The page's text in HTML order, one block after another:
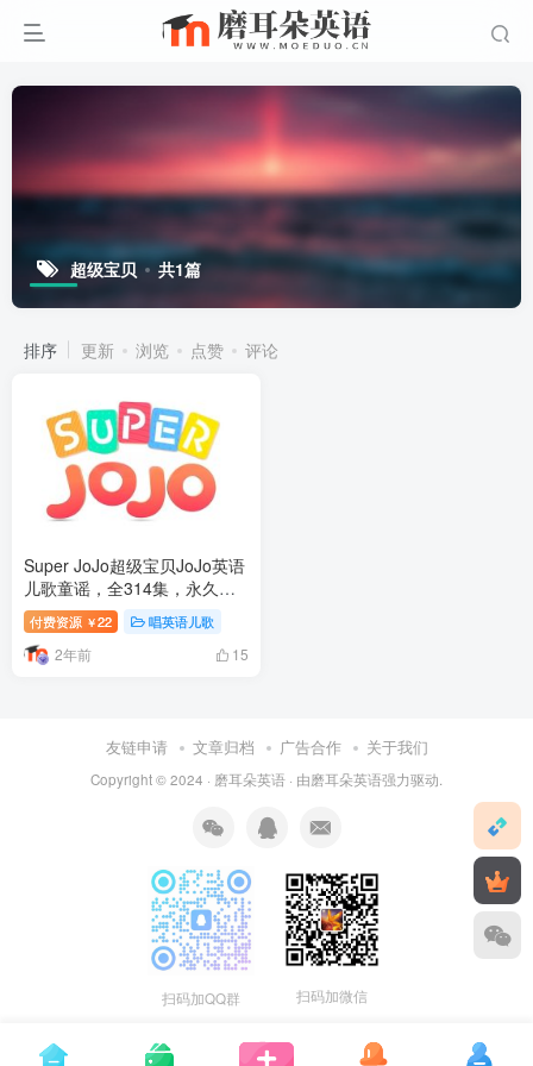
超级宝贝 共1篇
排序 更新 浏览 点赞 评论
Super JoJo超级宝贝JoJo英语
儿歌童谣，全314集，永久免
费更新，1080P高清视频带英
文字幕，百度网盘下载
付费资源 ￥22 唱英语儿歌
2年前 15
友链申请 文章归档 广告合作 关于我们
Copyright © 2024 · 磨耳朵英语 · 由磨耳朵英语强力驱动.
扫码加QQ群 扫码加微信